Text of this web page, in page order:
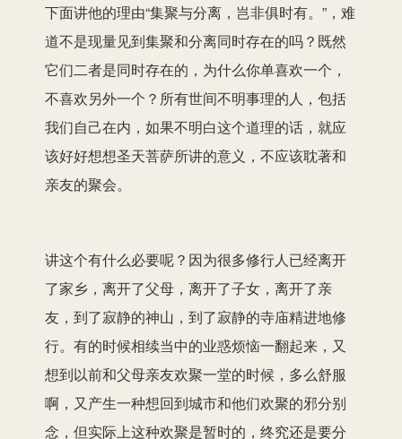
下面讲他的理由“集聚与分离，岂非俱时有。”，难
道不是现量见到集聚和分离同时存在的吗？既然
它们二者是同时存在的，为什么你单喜欢一个，
不喜欢另外一个？所有世间不明事理的人，包括
我们自己在内，如果不明白这个道理的话，就应
该好好想想圣天菩萨所讲的意义，不应该耽著和
亲友的聚会。
讲这个有什么必要呢？因为很多修行人已经离开
了家乡，离开了父母，离开了子女，离开了亲
友，到了寂静的神山，到了寂静的寺庙精进地修
行。有的时候相续当中的业惑烦恼一翻起来，又
想到以前和父母亲友欢聚一堂的时候，多么舒服
啊，又产生一种想回到城市和他们欢聚的邪分别
念，但实际上这种欢聚是暂时的，终究还是要分